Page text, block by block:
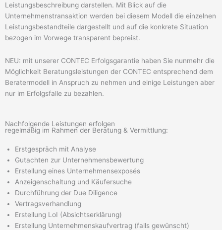
Leistungsbeschreibung darstellen. Mit Blick auf die
Unternehmenstransaktion werden bei diesem Modell die einzelnen
Leistungsbestandteile dargestellt und auf die konkrete Situation
bezogen im Vorwege transparent bepreist.
NEU: mit unserer CONTEC Erfolgsgarantie haben Sie nunmehr die
Möglichkeit Beratungsleistungen der CONTEC entsprechend dem
Beratermodell in Anspruch zu nehmen und einige Leistungen aber
nur im Erfolgsfalle zu bezahlen.
Nachfolgende Leistungen erfolgen
regelmäßig im Rahmen der Beratung & Vermittlung:
Erstgespräch mit Analyse
Gutachten zur Unternehmensbewertung
Erstellung eines Unternehmensexposés
Anzeigenschaltung und Käufersuche
Durchführung der Due Diligence
Vertragsverhandlung
Erstellung LoI (Absichtserklärung)
Erstellung Unternehmenskaufvertrag (falls gewünscht)